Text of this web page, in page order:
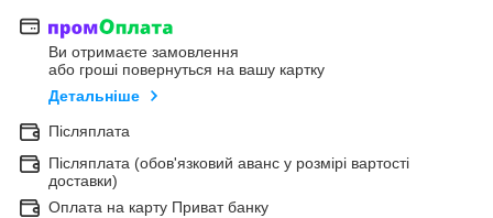
Ви отримаєте замовлення
або гроші повернуться на вашу картку
Детальніше
Післяплата
Післяплата (обов'язковий аванс у розмірі вартості
доставки)
Оплата на карту Приват банку